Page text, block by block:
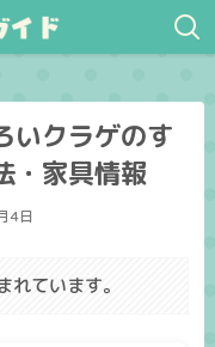
いクラゲのす
・家具情報
4日
ています。